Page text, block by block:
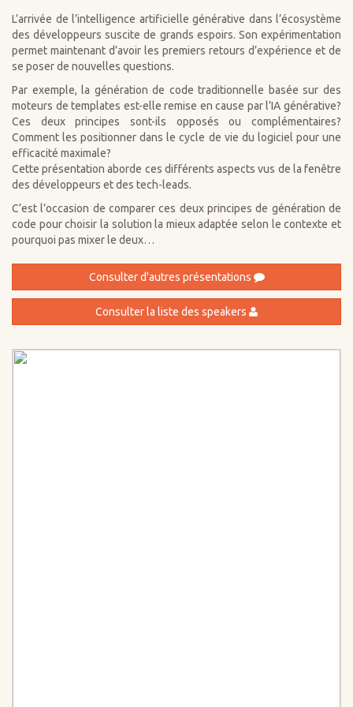
L’arrivée de l’intelligence artificielle générative dans l’écosystème
des développeurs suscite de grands espoirs. Son expérimentation
permet maintenant d’avoir les premiers retours d’expérience et de
se poser de nouvelles questions.
Par exemple, la génération de code traditionnelle basée sur des
moteurs de templates est-elle remise en cause par l’IA générative?
Ces deux principes sont-ils opposés ou complémentaires?
Comment les positionner dans le cycle de vie du logiciel pour une
efficacité maximale?
Cette présentation aborde ces différents aspects vus de la fenêtre
des développeurs et des tech-leads.
C’est l’occasion de comparer ces deux principes de génération de
code pour choisir la solution la mieux adaptée selon le contexte et
pourquoi pas mixer le deux…
Consulter d'autres présentations
Consulter la liste des speakers